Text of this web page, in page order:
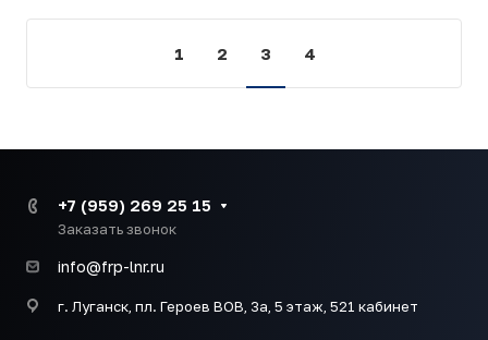
1 2 3 4
+7 (959) 269 25 15
Заказать звонок
info@frp-lnr.ru
г. Луганск, пл. Героев ВОВ, 3а, 5 этаж, 521 кабинет